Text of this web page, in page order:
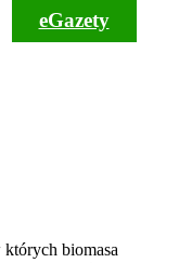
eGazety
biomasa